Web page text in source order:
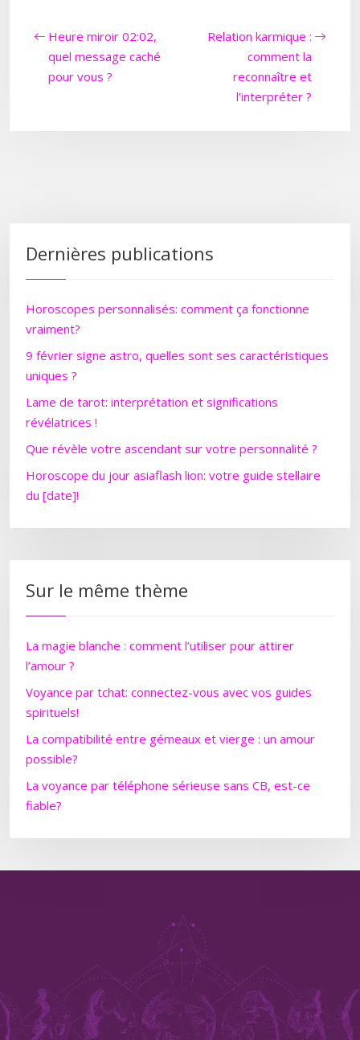
Heure miroir 02:02,
quel message caché
pour vous ?
Relation karmique :
comment la
reconnaître et
l’interpréter ?
Dernières publications
Horoscopes personnalisés: comment ça fonctionne
vraiment?
9 février signe astro, quelles sont ses caractéristiques
uniques ?
Lame de tarot: interprétation et significations
révélatrices !
Que révèle votre ascendant sur votre personnalité ?
Horoscope du jour asiaflash lion: votre guide stellaire
du [date]!
Sur le même thème
La magie blanche : comment l’utiliser pour attirer
l’amour ?
Voyance par tchat: connectez-vous avec vos guides
spirituels!
La compatibilité entre gémeaux et vierge : un amour
possible?
La voyance par téléphone sérieuse sans CB, est-ce
fiable?